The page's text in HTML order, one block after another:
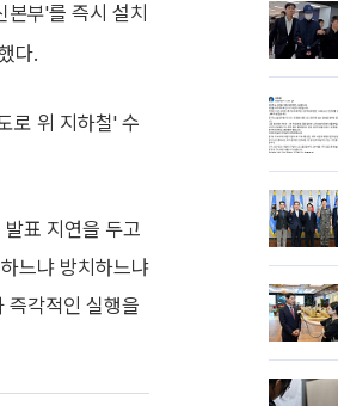
부'를 즉시 설치
다.
로 위 지하철' 수
표 지연을 두고
느냐 방치하느냐
즉각적인 실행을